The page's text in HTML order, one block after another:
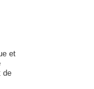
et
de